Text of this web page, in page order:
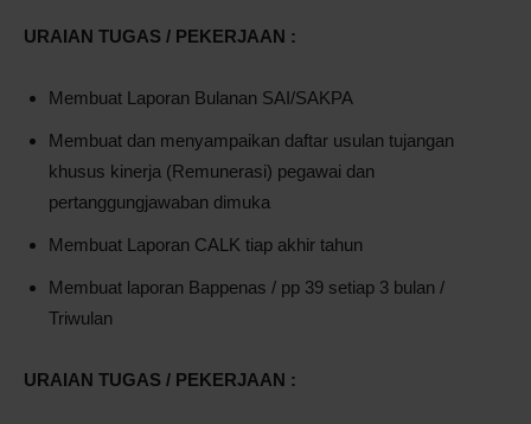
URAIAN TUGAS / PEKERJAAN :
Membuat Laporan Bulanan SAI/SAKPA
Membuat dan menyampaikan daftar usulan tujangan
khusus kinerja (Remunerasi) pegawai dan
pertanggungjawaban dimuka
Membuat Laporan CALK tiap akhir tahun
Membuat laporan Bappenas / pp 39 setiap 3 bulan /
Triwulan
URAIAN TUGAS / PEKERJAAN :